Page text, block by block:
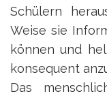
Schülern
Weise sie
können und
konsequent
Das